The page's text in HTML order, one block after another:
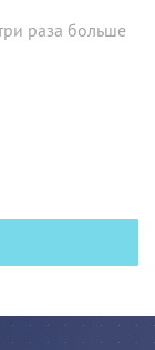
раза больше